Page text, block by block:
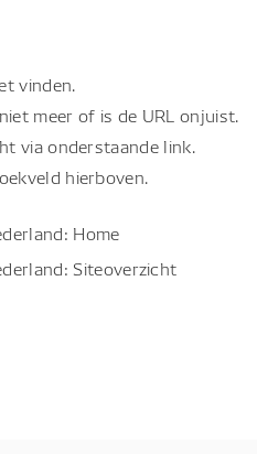
vinden.
meer of is de URL onjuist.
via onderstaande link.
hierboven.
Home
Siteoverzicht